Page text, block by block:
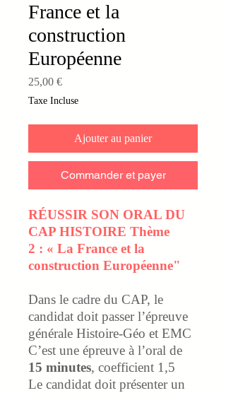
France et la
construction
Européenne
25,00 €Prix
Taxe Incluse
Ajouter au panier
Commander et payer
RÉUSSIR SON ORAL DU
CAP HISTOIRE Thème
2 : « La France et la
construction Européenne"
Dans le cadre du CAP, le
candidat doit passer l’épreuve
générale Histoire-Géo et EMC
C’est une épreuve à l’oral de
15 minutes, coefficient 1,5
Le candidat doit présenter un